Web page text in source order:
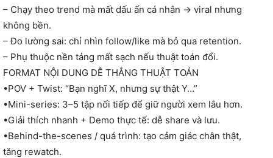
– Chạy theo trend mà mất dấu ấn cá nhân → viral nhưng
không bền.
– Đo lường sai: chỉ nhìn follow/like mà bỏ qua retention.
– Phụ thuộc nền tảng mất sạch nếu thuật toán đổi.
FORMAT NỘI DUNG DỄ THẮNG THUẬT TOÁN
•POV + Twist: “Bạn nghĩ X, nhưng sự thật Y…”
•Mini-series: 3–5 tập nối tiếp để giữ người xem lâu hơn.
•Giải thích nhanh + Demo thực tế: dễ share và lưu.
•Behind-the-scenes / quá trình: tạo cảm giác chân thật,
tăng rewatch.